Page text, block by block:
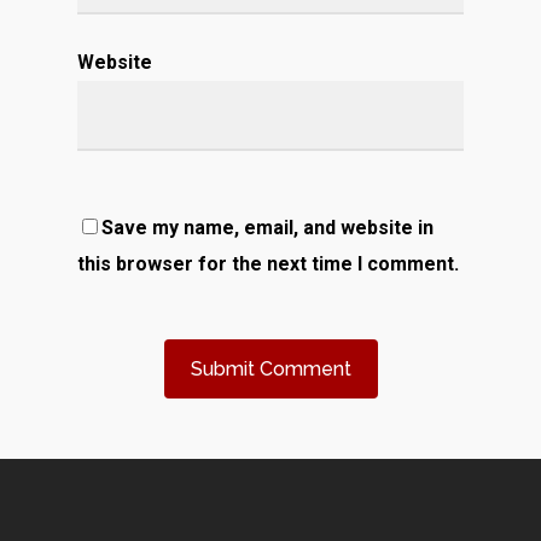
Website
Save my name, email, and website in
this browser for the next time I comment.